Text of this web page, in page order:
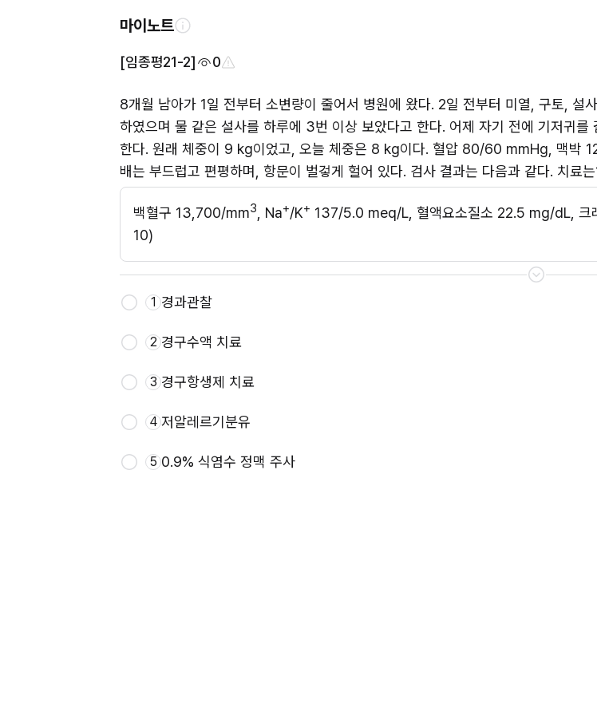
마이노트
[임종평21-2] 0
8개월 남아가 1일 전부터 소변량이 줄어서 병원에 왔다. 2일 전부터 미열, 구토, 설
하였으며 물 같은 설사를 하루에 3번 이상 보았다고 한다. 어제 자기 전에 기저귀
한다. 원래 체중이 9 kg이었고, 오늘 체중은 8 kg이다. 혈압 80/60 mmHg, 맥박
배는 부드럽고 편평하며, 항문이 벌겋게 헐어 있다. 검사 결과는 다음과 같다. 치료
백혈구 13,700/mm3 , Na+/K+ 137/5.0 meq/L, 혈액요소질소 22.5 mg/dL,
10)
1 경과관찰
2 경구수액 치료
3 경구항생제 치료
4 저알레르기분유
5 0.9% 식염수 정맥 주사